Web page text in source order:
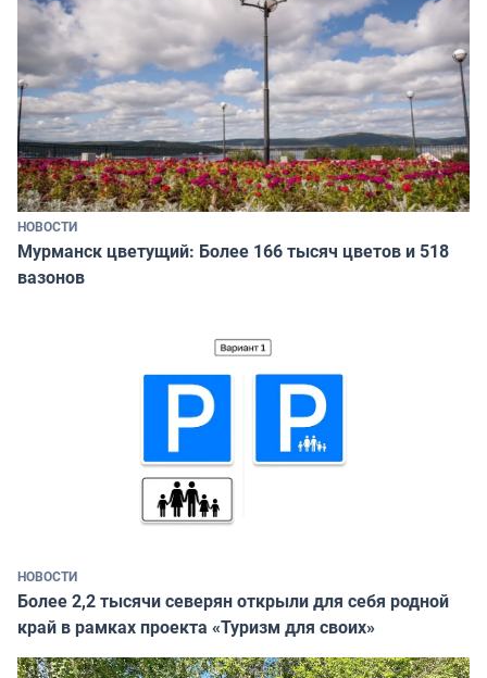
НОВОСТИ
Мурманск цветущий: Более 166 тысяч цветов и 518
вазонов
НОВОСТИ
Более 2,2 тысячи северян открыли для себя родной
край в рамках проекта «Туризм для своих»